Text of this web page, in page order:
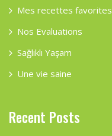
Mes recettes favorites
Nos Evaluations
Sağlıklı Yaşam
Une vie saine
Recent Posts